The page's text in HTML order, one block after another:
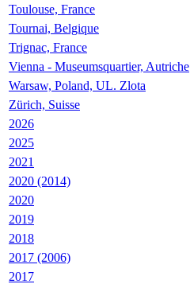
Toulouse, France
Tournai, Belgique
Trignac, France
Vienna - Museumsquartier, Autriche
Warsaw, Poland, UL. Zlota
Zürich, Suisse
2026
2025
2021
2020 (2014)
2020
2019
2018
2017 (2006)
2017